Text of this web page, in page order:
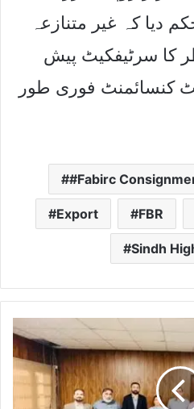
دیا کہ غیر متنازعہ
کا سرٹیفکیٹ پیش
کنسائمنٹ فوری طور
#Fabirc
Export FBR
Sindh